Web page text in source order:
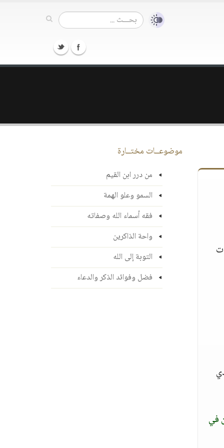
في
موضوعــات مختــارة
من درر ابن القيم
السمو وعلو الهمة
فقه أسماء الله وصفاته
واحة الذاكرين
التوبة إلى الله
فضل وفوائد الذكر والدعاء